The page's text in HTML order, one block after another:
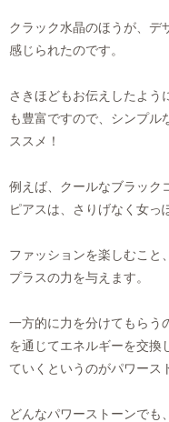
クラック水晶のほうが、デ
感じられたのです。
さきほどもお伝えしたよう
も豊富ですので、シンプル
ススメ！
例えば、クールなブラック
ピアスは、さりげなく女っ
ファッションを楽しむこと
プラスの力を与えます。
一方的に力を分けてもらう
を通じてエネルギーを交換
ていくというのがパワース
どんなパワーストーンでも